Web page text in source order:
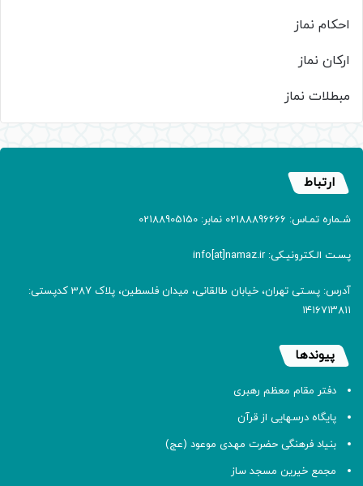
احکام نماز
ارکان نماز
مبطلات نماز
ارتباط
شـماره تمـاس: 02188896666 نمابر: 02188905150
پسـت الـکترونیـکی: info[at]namaz.ir
آدرس: پسـتی تهران، خیابان طالقانی، میدان فلسطین، پلاک 387 کدپستی:
۱۴۱۶۷۱۳۸۱۱
پیوندها
دفتر مقام معظم رهبری
پایگاه درسهایی از قرآن
بنیاد فرهنگی حضرت مهدی موعود (عج)
مجمع خیرین مسجد ساز